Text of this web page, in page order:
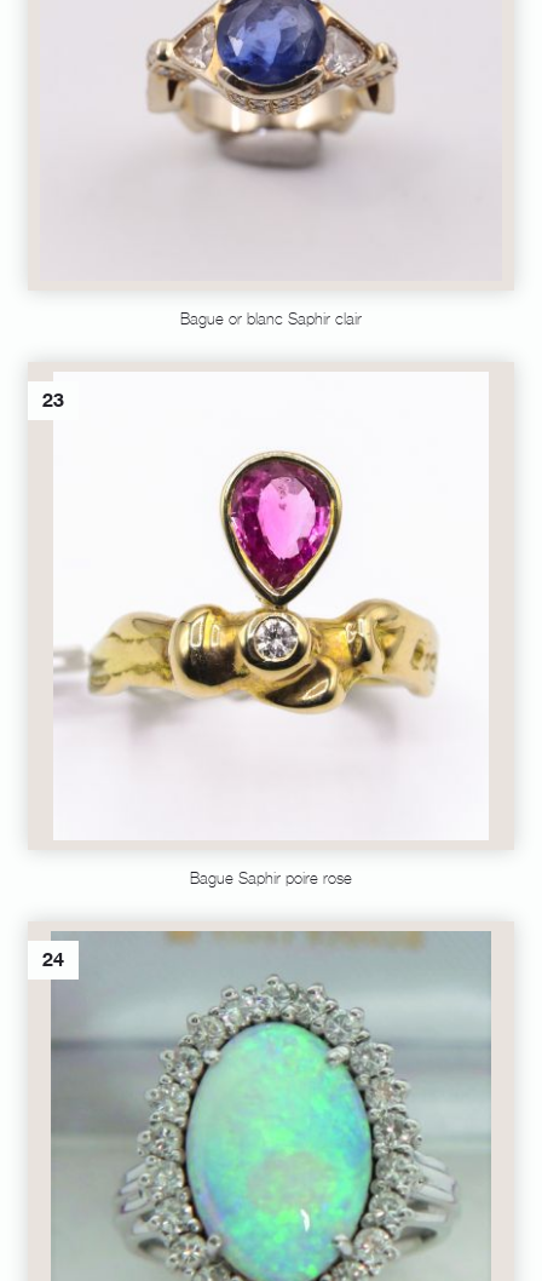
Bague or blanc Saphir clair
23
Bague Saphir poire rose
24